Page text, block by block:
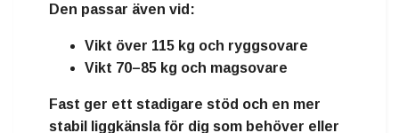
Den passar även vid:
Vikt över 115 kg och ryggsovare
Vikt 70–85 kg och magsovare
Fast ger ett stadigare stöd och en mer
stabil liggkänsla för dig som behöver eller